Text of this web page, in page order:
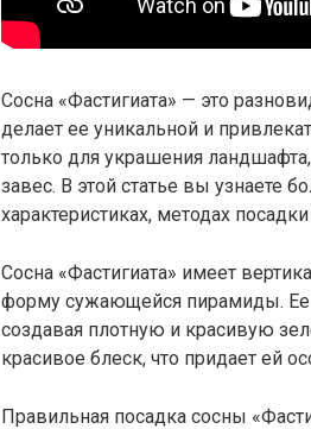
Сосна «Фастигиата» — это
делает ее уникальной и
только для украшения
завес. В этой статье вы узнаете
характеристиках, методах
Сосна «Фастигиата» имеет
форму сужающейся пирамиды. Ее
создавая плотную и красивую
красивое блеск, что придает ей
Правильная посадка сосны